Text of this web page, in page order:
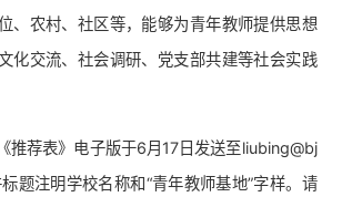
、农村、社区等，能够为青年教师提供思想
化交流、社会调研、党支部共建等社会实践
推荐表》电子版于6月17日发送至liubing@bj
题注明学校名称和“青年教师基地”字样。请